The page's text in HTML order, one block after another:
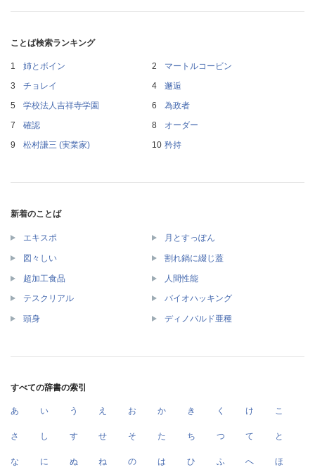
ことば検索ランキング
姉とボイン
マートルコービン
チョレイ
邂逅
学校法人吉祥寺学園
為政者
確認
オーダー
松村謙三 (実業家)
矜持
新着のことば
エキスポ 月とすっぽん
図々しい 割れ鍋に綴じ蓋
超加工食品 人間性能
テスクリアル バイオハッキング
頭身 ディノバルド亜種
すべての辞書の索引
あ い う え お か き く け こ
さ し す せ そ た ち つ て と
な に ぬ ね の は ひ ふ へ ほ